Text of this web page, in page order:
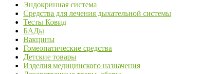
Эндокринная система
Средства для лечения дыхательной системы
Тесты Ковид
БАДы
Вакцины
Гомеопатические средства
Детские товары
Изделия медицинского назначения